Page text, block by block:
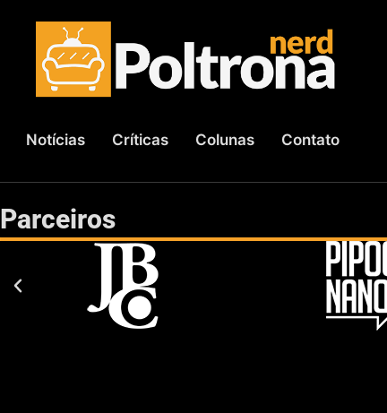
Notícias Críticas Colunas Contato
Parceiros